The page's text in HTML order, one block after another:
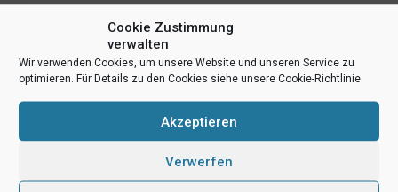
Cookie Zustimmung
verwalten
Wir verwenden Cookies, um unsere Website und unseren Service zu
optimieren. Für Details zu den Cookies siehe unsere Cookie-Richtlinie.
Akzeptieren
Verwerfen
Spielbeginn am Sonntag um 16.00 Uhr starten die WWU Baskets
BALLSIDE Liveticker
Bundesliga.
teilen
teilen